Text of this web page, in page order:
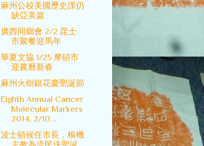
麻州公校美國歷史課仍
缺亞美篇
廣西同鄉會 2/2 昆士
市聚餐迎馬年
華夏文協 1/25 摩頓市
迎農曆新春
麻州火樹銀花慶聖誕節
Eighth Annual Cancer
Molecular Markers
2014, 2/10...
波士頓候任市長，樞機